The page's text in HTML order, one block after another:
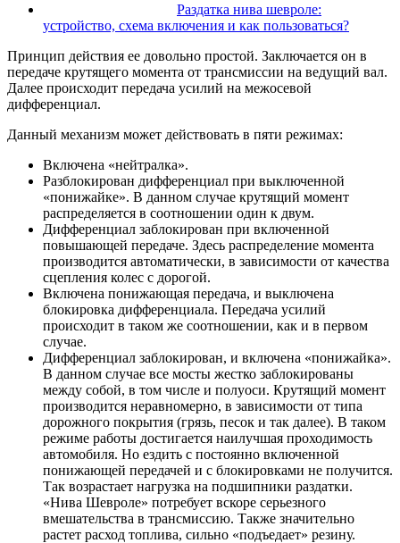
Раздатка нива шевроле:
устройство, схема включения и как пользоваться?
Принцип действия ее довольно простой. Заключается он в
передаче крутящего момента от трансмиссии на ведущий вал.
Далее происходит передача усилий на межосевой
дифференциал.
Данный механизм может действовать в пяти режимах:
Включена «нейтралка».
Разблокирован дифференциал при выключенной
«понижайке». В данном случае крутящий момент
распределяется в соотношении один к двум.
Дифференциал заблокирован при включенной
повышающей передаче. Здесь распределение момента
производится автоматически, в зависимости от качества
сцепления колес с дорогой.
Включена понижающая передача, и выключена
блокировка дифференциала. Передача усилий
происходит в таком же соотношении, как и в первом
случае.
Дифференциал заблокирован, и включена «понижайка».
В данном случае все мосты жестко заблокированы
между собой, в том числе и полуоси. Крутящий момент
производится неравномерно, в зависимости от типа
дорожного покрытия (грязь, песок и так далее). В таком
режиме работы достигается наилучшая проходимость
автомобиля. Но ездить с постоянно включенной
понижающей передачей и с блокировками не получится.
Так возрастает нагрузка на подшипники раздатки.
«Нива Шевроле» потребует вскоре серьезного
вмешательства в трансмиссию. Также значительно
растет расход топлива, сильно «подъедает» резину.